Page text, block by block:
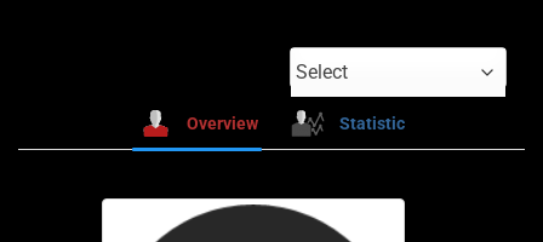
Select
Overview Statistic